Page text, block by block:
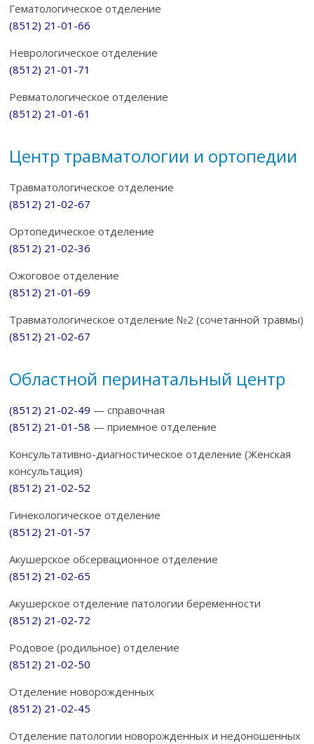
Гематологическое отделение
(8512) 21-01-66
Неврологическое отделение
(8512) 21-01-71
Ревматологическое отделение
(8512) 21-01-61
Центр травматологии и ортопедии
Травматологическое отделение
(8512) 21-02-67
Ортопедическое отделение
(8512) 21-02-36
Ожоговое отделение
(8512) 21-01-69
Травматологическое отделение №2 (сочетанной травмы)
(8512) 21-02-67
Областной перинатальный центр
(8512) 21-02-49 — справочная
(8512) 21-01-58 — приемное отделение
Консультативно-диагностическое отделение (Женская
консультация)
(8512) 21-02-52
Гинекологическое отделение
(8512) 21-01-57
Акушерское обсервационное отделение
(8512) 21-02-65
Акушерское отделение патологии беременности
(8512) 21-02-72
Родовое (родильное) отделение
(8512) 21-02-50
Отделение новорожденных
(8512) 21-02-45
Отделение патологии новорожденных и недоношенных